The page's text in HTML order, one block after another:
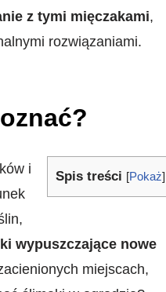
z tymi mięczakami,
rozwiązaniami.
Spis treści [Pokaż]
i
wypuszczające nowe
miejscach,